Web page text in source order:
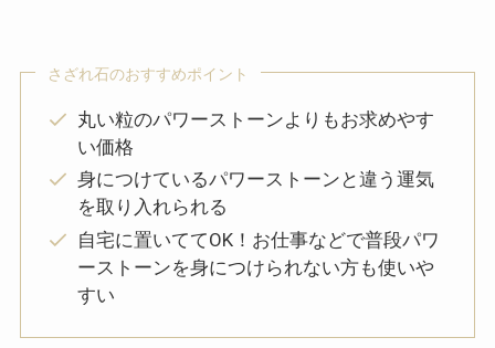
さざれ石のおすすめポイント
丸い粒のパワーストーンよりもお求めやす
い価格
身につけているパワーストーンと違う運気
を取り入れられる
自宅に置いててOK！お仕事などで普段パワ
ーストーンを身につけられない方も使いや
すい